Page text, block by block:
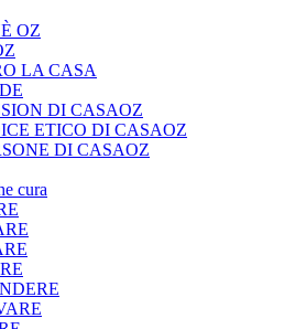
OZ
LA CASA
DI CASAOZ
ETICO DI CASAOZ
DI CASAOZ
cura